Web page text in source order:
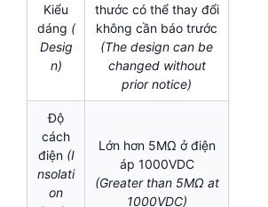
Kiểu
dáng (
Desig
n)
thước có thể thay đổi
không cần báo trước
(The design can be
changed without
prior notice)
Độ
cách
điện (I
nsolati
on
Lớn hơn 5MΩ ở điện
áp 1000VDC
(Greater than 5MΩ at
1000VDC)